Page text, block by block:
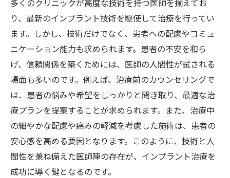
り、最新のインプラント技術を駆使して治療を行ってい
ます。しかし、技術だけでなく、患者への配慮やコミュ
ニケーション能力も求められます。患者の不安を和ら
げ、信頼関係を築くためには、医師の人間性が試される
場面も多いのです。例えば、治療前のカウンセリングで
は、患者の悩みや希望をしっかりと聞き取り、最適な治
療プランを提案することが求められます。また、治療中
の細やかな配慮や痛みの軽減を考慮した施術は、患者の
安心感を高める要因となります。このように、技術と人
間性を兼ね備えた医師陣の存在が、インプラント治療を
成功に導く鍵となるのです。